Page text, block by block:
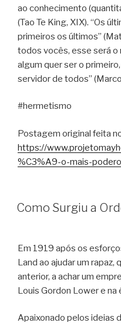
ao conhecimento
(Tao Te King, XIX). “Os
primeiros os últimos”
todos vocês, esse será o
algum quer ser o
servidor de todos”
#hermetismo
Postagem original feita
https://
%C3%A9-o-mais-
Como Surgiu a
Em 1919 após os
Land ao ajudar um rapaz,
anterior, a achar um
Louis Gordon Lower e na
Apaixonado pelos ideias